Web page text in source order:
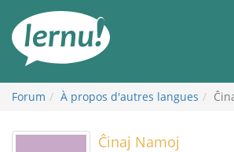
contenu
Forum À propos d'autres langues
Ĉinaj Namoj